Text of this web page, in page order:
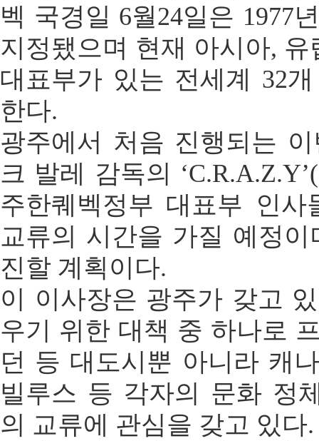
벡 국경일 6월24일은 1977
지정됐으며 현재 아시아,
대표부가 있는 전세계 32
한다.
광주에서 처음 진행되는
크 발레 감독의
주한퀘벡정부 대표부 인사
교류의 시간을 가질 예정
진할 계획이다.
이 이사장은 광주가 갖고
우기 위한 대책 중 하나로
던 등 대도시뿐 아니라 캐
빌루스 등 각자의 문화 정
의 교류에 관심을 갖고 있다.